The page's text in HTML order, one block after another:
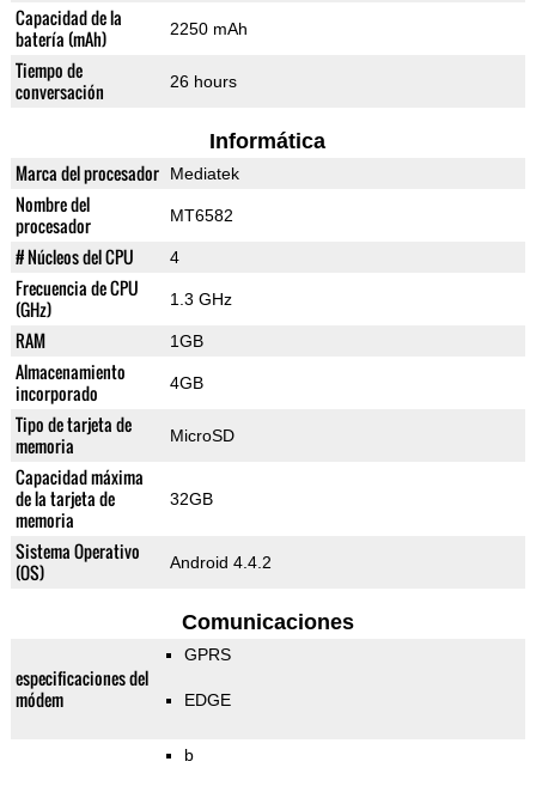
Capacidad de la
batería (mAh)
2250 mAh
Tiempo de
conversación
26 hours
Informática
Marca del procesador Mediatek
Nombre del
procesador
MT6582
# Núcleos del CPU 4
Frecuencia de CPU
(GHz)
1.3 GHz
RAM 1GB
Almacenamiento
incorporado
4GB
Tipo de tarjeta de
memoria
MicroSD
Capacidad máxima
de la tarjeta de
memoria
32GB
Sistema Operativo
(OS)
Android 4.4.2
Comunicaciones
especificaciones del
módem
GPRS
EDGE
b